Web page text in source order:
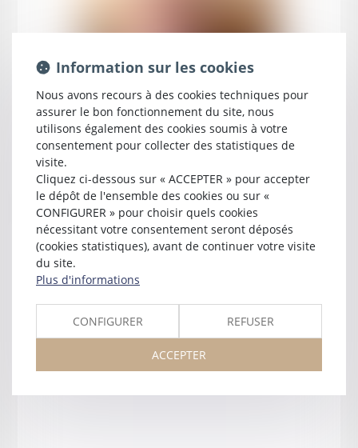
Jean-JacquesDULONG
près la cour d'appel d'AGEN
Le Petit Nérac
Tél :06 86 27 53 87
Information sur les cookies
Nous avons recours à des cookies techniques pour
assurer le bon fonctionnement du site, nous
utilisons également des cookies soumis à votre
consentement pour collecter des statistiques de
visite.
Cliquez ci-dessous sur « ACCEPTER » pour accepter
le dépôt de l'ensemble des cookies ou sur «
CONFIGURER » pour choisir quels cookies
nécessitant votre consentement seront déposés
(cookies statistiques), avant de continuer votre visite
du site.
Plus d'informations
CONFIGURER REFUSER
ACCEPTER